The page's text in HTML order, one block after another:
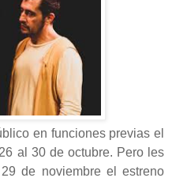
en funciones previas el
al 30 de octubre. Pero les
de noviembre el estreno